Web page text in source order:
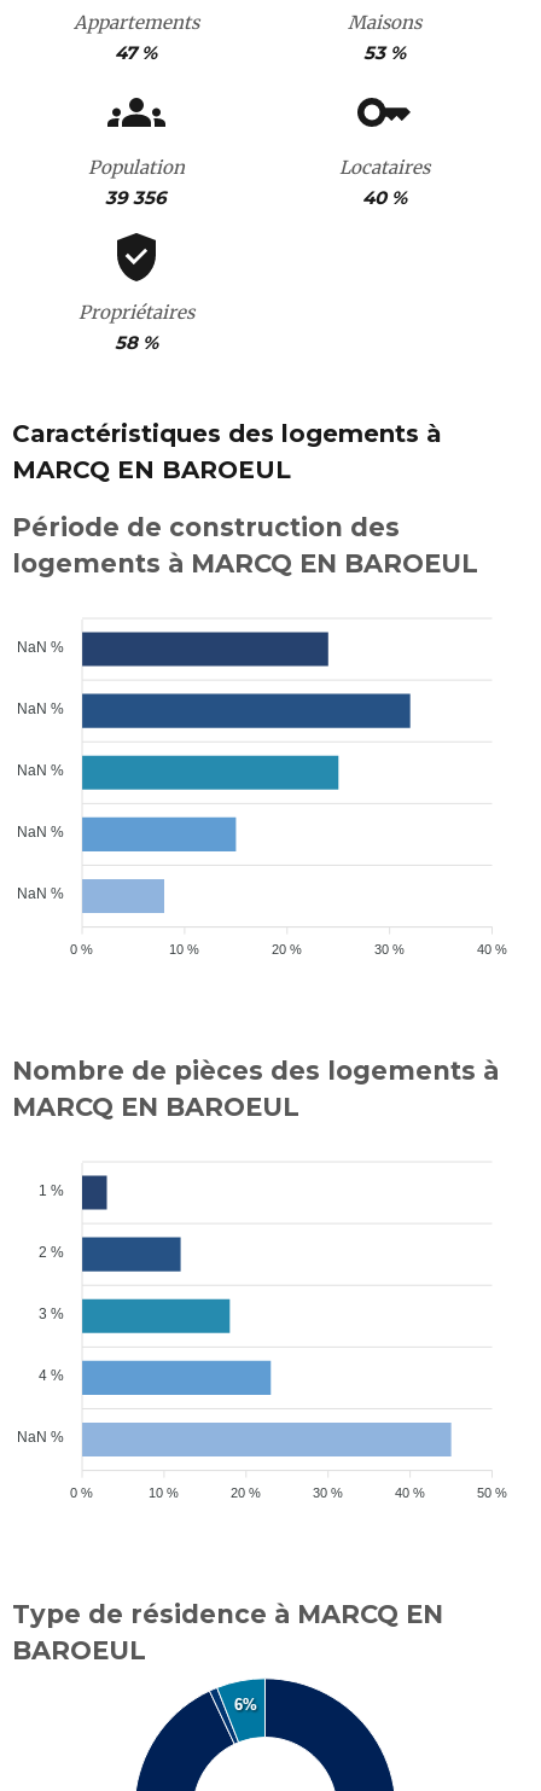
Appartements
47 %
Maisons
53 %
Population
39 356
Locataires
40 %
Propriétaires
58 %
Caractéristiques des logements à
MARCQ EN BAROEUL
Période de construction des
logements à MARCQ EN BAROEUL
NaN %
NaN %
NaN %
NaN %
NaN %
40 %
30 %
20 %
10 %
0 %
Nombre de pièces des logements à
MARCQ EN BAROEUL
1 %
2 %
3 %
4 %
NaN %
50 %
40 %
30 %
20 %
10 %
0 %
Type de résidence à MARCQ EN
BAROEUL
6%